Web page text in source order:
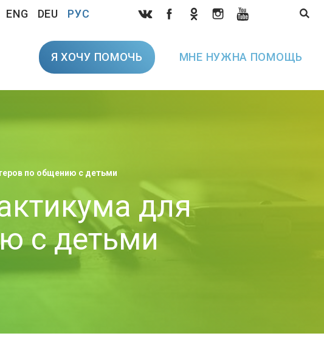
ENG DEU РУС
Я ХОЧУ ПОМОЧЬ МНЕ НУЖНА ПОМОЩЬ
по общению с детьми
для
с детьми